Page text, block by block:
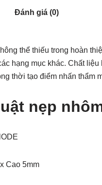
Đánh giá (0)
thể thiếu trong hoàn
hạng mục khác. Chất
thời tạo điểm nhấn thẩm
nẹp
Cao 5mm